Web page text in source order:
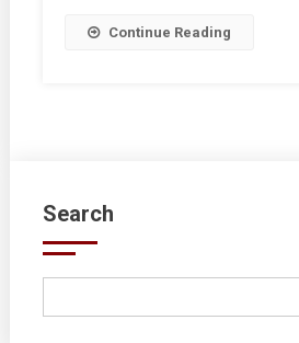
Continue Reading
Search